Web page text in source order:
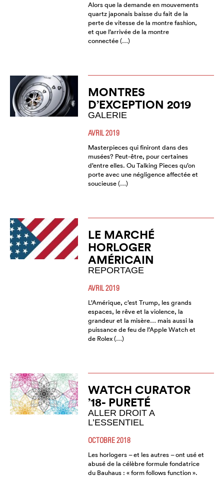
Alors que la demande en mouvements
quartz japonais baisse du fait de la
perte de vitesse de la montre fashion,
et que l’arrivée de la montre
connectée (…)
MONTRES
D’EXCEPTION 2019
GALERIE
AVRIL 2019
Masterpieces qui finiront dans des
musées? Peut-être, pour certaines
d’entre elles. Ou Talking Pieces qu’on
porte avec une négligence affectée et
soucieuse (…)
LE MARCHÉ
HORLOGER
AMÉRICAIN
REPORTAGE
AVRIL 2019
L’Amérique, c’est Trump, les grands
espaces, le rêve et la violence, la
grandeur et la misère… mais aussi la
puissance de feu de l’Apple Watch et
de Rolex (…)
WATCH CURATOR
’18- PURETÉ
ALLER DROIT A
L’ESSENTIEL
OCTOBRE 2018
Les horlogers – et les autres – ont usé et
abusé de la célèbre formule fondatrice
du Bauhaus : « form follows function ».